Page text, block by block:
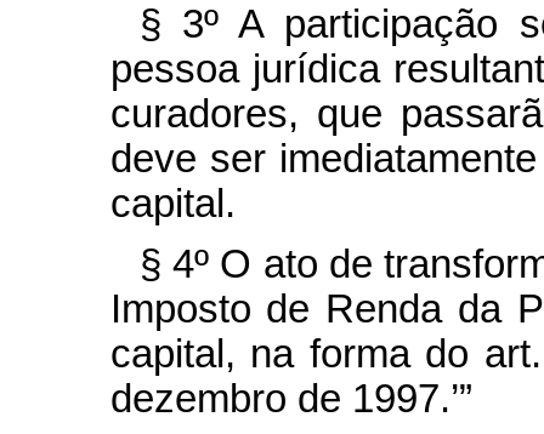
§ 3º A participação
pessoa jurídica
curadores, que
deve ser
capital.
§ 4º O ato de
Imposto de Renda da
capital, na forma do
dezembro de 1997.’”